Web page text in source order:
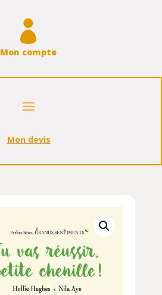

Mon compte
Mon devis